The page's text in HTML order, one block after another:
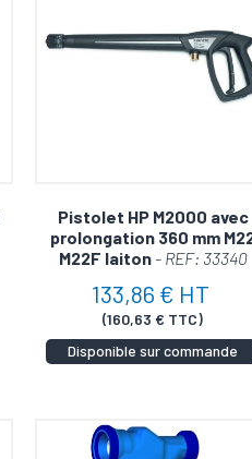
Pistolet HP M2000 avec
prolongation 360 mm
M22F laiton - REF: 33340
133,86 € HT
(160,63 € TTC)
Disponible sur commande